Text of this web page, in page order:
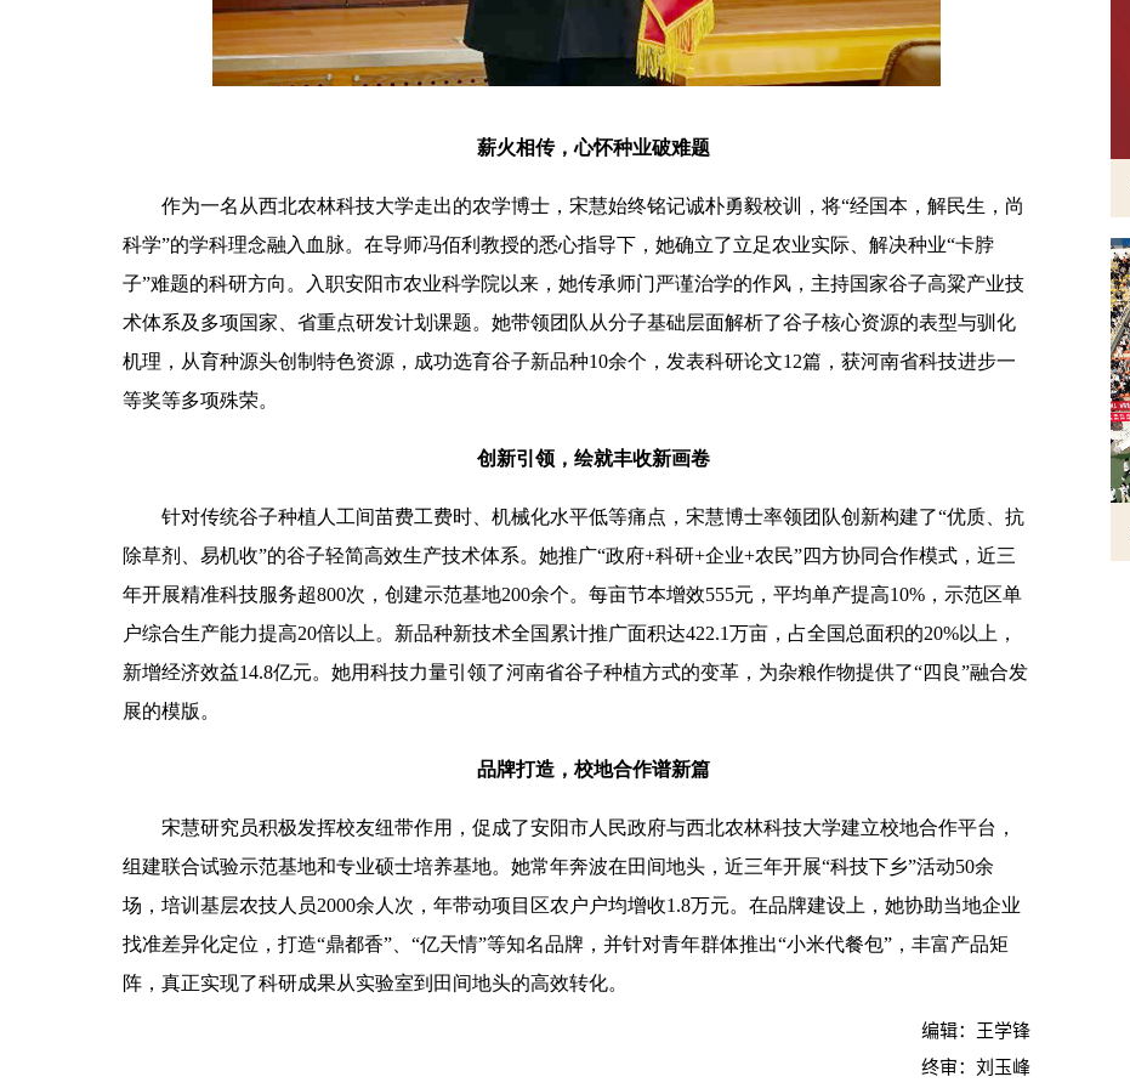
薪火相传，心怀种业破难题
作为一名从西北农林科技大学走出的农学博士，宋慧始终铭记诚朴勇毅校训，将“经国本，解民生，尚
科学”的学科理念融入血脉。在导师冯佰利教授的悉心指导下，她确立了立足农业实际、解决种业“卡脖
子”难题的科研方向。入职安阳市农业科学院以来，她传承师门严谨治学的作风，主持国家谷子高粱产业技
术体系及多项国家、省重点研发计划课题。她带领团队从分子基础层面解析了谷子核心资源的表型与驯化
机理，从育种源头创制特色资源，成功选育谷子新品种10余个，发表科研论文12篇，获河南省科技进步一
等奖等多项殊荣。
创新引领，绘就丰收新画卷
针对传统谷子种植人工间苗费工费时、机械化水平低等痛点，宋慧博士率领团队创新构建了“优质、抗
除草剂、易机收”的谷子轻简高效生产技术体系。她推广“政府+科研+企业+农民”四方协同合作模式，近三
年开展精准科技服务超800次，创建示范基地200余个。每亩节本增效555元，平均单产提高10%，示范区单
户综合生产能力提高20倍以上。新品种新技术全国累计推广面积达422.1万亩，占全国总面积的20%以上，
新增经济效益14.8亿元。她用科技力量引领了河南省谷子种植方式的变革，为杂粮作物提供了“四良”融合发
展的模版。
品牌打造，校地合作谱新篇
宋慧研究员积极发挥校友纽带作用，促成了安阳市人民政府与西北农林科技大学建立校地合作平台，
组建联合试验示范基地和专业硕士培养基地。她常年奔波在田间地头，近三年开展“科技下乡”活动50余
场，培训基层农技人员2000余人次，年带动项目区农户户均增收1.8万元。在品牌建设上，她协助当地企业
找准差异化定位，打造“鼎都香”、“亿天情”等知名品牌，并针对青年群体推出“小米代餐包”，丰富产品矩
阵，真正实现了科研成果从实验室到田间地头的高效转化。
编辑：王学锋
终审：刘玉峰
吴普特赴山东访企拓岗 深化校地企合作